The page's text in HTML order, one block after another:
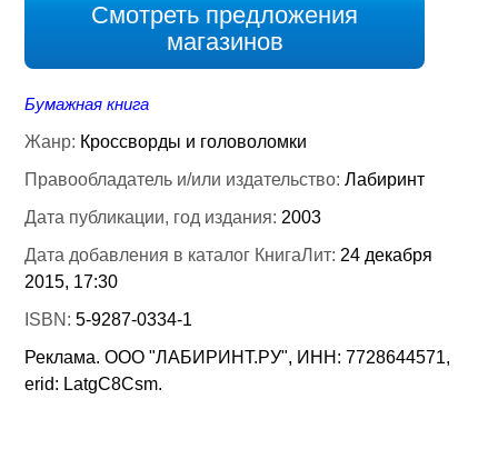
Смотреть предложения
магазинов
Бумажная книга
Жанр: Кроссворды и головоломки
Правообладатель и/или издательство:Лабиринт
Дата публикации, год издания: 2003
Дата добавления в каталог КнигаЛит: 24 декабря
2015, 17:30
ISBN:5-9287-0334-1
Реклама. ООО "ЛАБИРИНТ.РУ", ИНН: 7728644571,
erid: LatgC8Csm.